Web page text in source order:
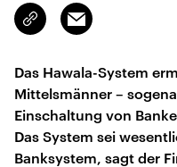
Link
kopieren/teilen
Email
Das Hawala-System
Mittelsmänner –
Einschaltung von
Das System sei
Banksystem, sagt der